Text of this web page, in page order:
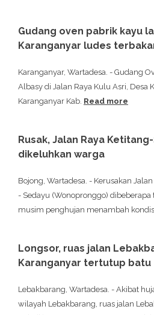
Gudang oven pabrik kayu
Karanganyar ludes
Karanganyar, Wartadesa. - Gudang
Albasy di Jalan Raya Kulu Asri, Desa
Karanganyar Kab. Read more
Rusak, Jalan Raya
dikeluhkan warga
Bojong, Wartadesa. - Kerusakan
- Sedayu (Wonopronggo)
musim penghujan menambah
Longsor, ruas jalan
Karanganyar tertutup batu
Lebakbarang, Wartadesa. - Akibat
wilayah Lebakbarang, ruas jalan